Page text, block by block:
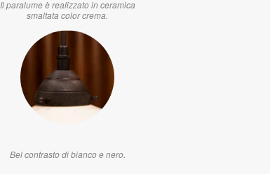
Il paralume è realizzato in ceramica
smaltata color crema.
Bel contrasto di bianco e nero.